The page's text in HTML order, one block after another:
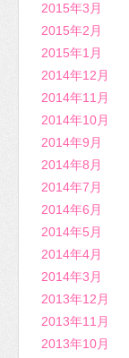
2015年3月
2015年2月
2015年1月
2014年12月
2014年11月
2014年10月
2014年9月
2014年8月
2014年7月
2014年6月
2014年5月
2014年4月
2014年3月
2013年12月
2013年11月
2013年10月